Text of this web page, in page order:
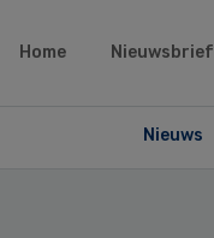
Home Nieuwsbrief
Nieuws